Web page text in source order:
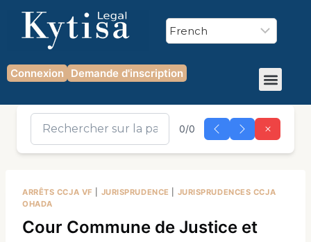
Connexion Demande d'inscription
0/0
ARRÊTS CCJA VF JURISPRUDENCE
JURISPRUDENCES CCJA
OHADA
Cour Commune de Justice et